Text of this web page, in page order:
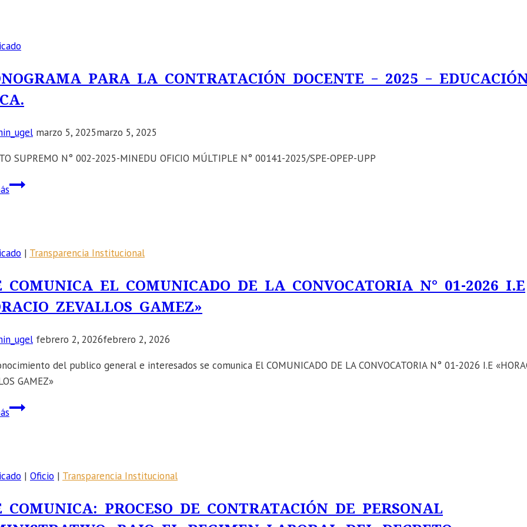
IMPLEMENTACIÓN
MONITOREO
DEL
BUEN
DEL
–
BIAE
PARA LA CONTRATACIÓN DOCENTE – 2025 –
marzo 5, 2025marzo 5, 2025
SUPREMO N° 002-2025-MINEDU OFICIO MÚLTIPLE N° 00141-2025/SPE-OPEP-UPP
CRONOGRAMA
DOCENTE
2025
–
EDUCACIÓN
| Transparencia Institucional
COMUNICA EL COMUNICADO DE LA CONVOCATORIA N° 01-2026 I.E
ZEVALLOS GAMEZ»
febrero 2, 2026febrero 2, 2026
del publico general e interesados se comunica El COMUNICADO DE LA CONVOCATORIA N° 01-2026 I.E
GAMEZ»
📣
COMUNICADO
LA
CONVOCATORIA
| Oficio | Transparencia Institucional
COMUNICA: PROCESO DE CONTRATACIÓN DE PERSONAL